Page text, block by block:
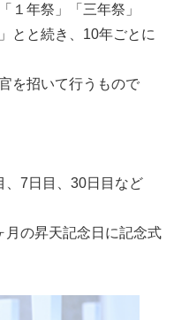
１年祭」「三年祭」
とと続き、10年ごとに
を招いて行うもので
、7日目、30日目など
月の昇天記念日に記念式